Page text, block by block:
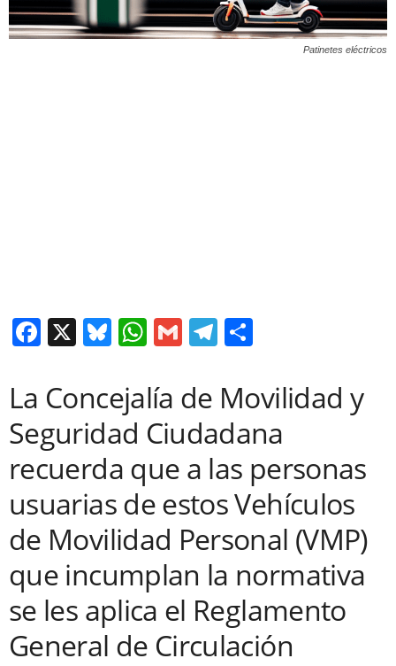
Patinetes eléctricos
F
c
e
b
o
o
k
X
Bl
e
sk
y
W
at
s
A
p
p
G
ail
T
e
gr
a
m
m
p
ar
tir
La Concejalía de Movilidad y
Seguridad Ciudadana
recuerda que a las personas
usuarias de estos Vehículos
de Movilidad Personal (VMP)
que incumplan la normativa
se les aplica el Reglamento
General de Circulación